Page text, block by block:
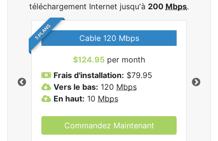
téléchargement Internet jusqu'à 200 Mbps.
5 PLANS Cable 120 Mbps
$124.95 per month
Frais d'installation: $79.95
Vers le bas: 120 Mbps
En haut: 10 Mbps
Commandez Maintenant